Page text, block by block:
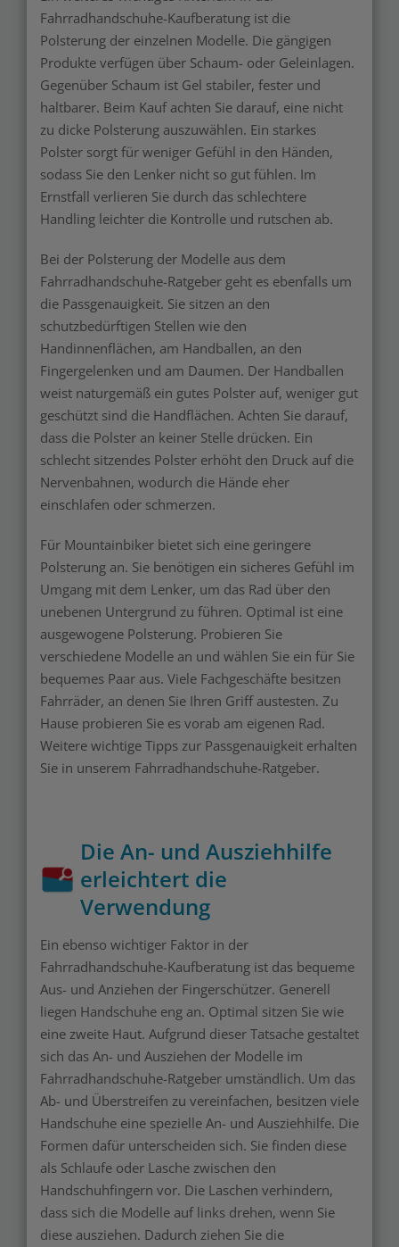
Fahrradhandschuhe-Kaufberatung ist die
Polsterung der einzelnen Modelle. Die gängigen
Produkte verfügen über Schaum- oder Geleinlagen.
Gegenüber Schaum ist Gel stabiler, fester und
haltbarer. Beim Kauf achten Sie darauf, eine nicht
zu dicke Polsterung auszuwählen. Ein starkes
Polster sorgt für weniger Gefühl in den Händen,
sodass Sie den Lenker nicht so gut fühlen. Im
Ernstfall verlieren Sie durch das schlechtere
Handling leichter die Kontrolle und rutschen ab.
Bei der Polsterung der Modelle aus dem
Fahrradhandschuhe-Ratgeber geht es ebenfalls um
die Passgenauigkeit. Sie sitzen an den
schutzbedürftigen Stellen wie den
Handinnenflächen, am Handballen, an den
Fingergelenken und am Daumen. Der Handballen
weist naturgemäß ein gutes Polster auf, weniger gut
geschützt sind die Handflächen. Achten Sie darauf,
dass die Polster an keiner Stelle drücken. Ein
schlecht sitzendes Polster erhöht den Druck auf die
Nervenbahnen, wodurch die Hände eher
einschlafen oder schmerzen.
Für Mountainbiker bietet sich eine geringere
Polsterung an. Sie benötigen ein sicheres Gefühl im
Umgang mit dem Lenker, um das Rad über den
unebenen Untergrund zu führen. Optimal ist eine
ausgewogene Polsterung. Probieren Sie
verschiedene Modelle an und wählen Sie ein für Sie
bequemes Paar aus. Viele Fachgeschäfte besitzen
Fahrräder, an denen Sie Ihren Griff austesten. Zu
Hause probieren Sie es vorab am eigenen Rad.
Weitere wichtige Tipps zur Passgenauigkeit erhalten
Sie in unserem Fahrradhandschuhe-Ratgeber.
Die An- und Ausziehhilfe
erleichtert die
Verwendung
Ein ebenso wichtiger Faktor in der
Fahrradhandschuhe-Kaufberatung ist das bequeme
Aus- und Anziehen der Fingerschützer. Generell
liegen Handschuhe eng an. Optimal sitzen Sie wie
eine zweite Haut. Aufgrund dieser Tatsache gestaltet
sich das An- und Ausziehen der Modelle im
Fahrradhandschuhe-Ratgeber umständlich. Um das
Ab- und Überstreifen zu vereinfachen, besitzen viele
Handschuhe eine spezielle An- und Ausziehhilfe. Die
Formen dafür unterscheiden sich. Sie finden diese
als Schlaufe oder Lasche zwischen den
Handschuhfingern vor. Die Laschen verhindern,
dass sich die Modelle auf links drehen, wenn Sie
diese ausziehen. Dadurch ziehen Sie die